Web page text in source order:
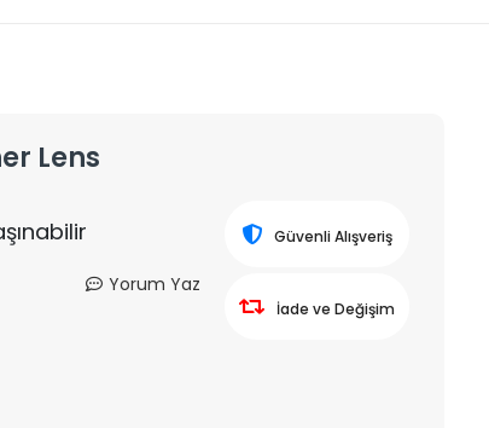
Lens
Yorum Yaz
Güvenli Alışveriş
İade ve Değişim